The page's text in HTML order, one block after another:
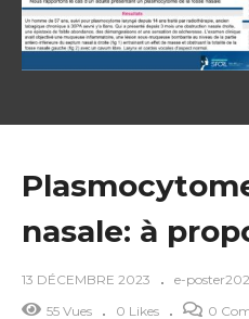
nasale: à
13 DÉCEMBRE 2023
e-
55 Vues
0 Likes 0